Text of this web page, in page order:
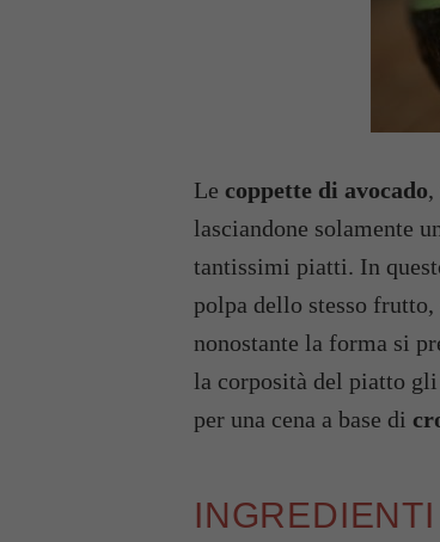
Le coppette di avocado,
lasciandone solamente
tantissimi piatti. In
polpa dello stesso
nonostante la forma si
la corposità del piatto gli
per una cena a base di
INGREDIENTI